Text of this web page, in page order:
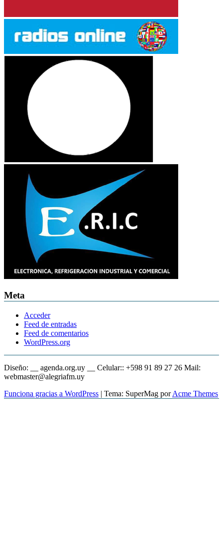
Meta
Acceder
Feed de entradas
Feed de comentarios
WordPress.org
Diseño: __ agenda.org.uy __ Celular:: +598 91 89 27 26 Mail:
webmaster@alegriafm.uy
Funciona gracias a WordPress | Tema: SuperMag porAcme Themes